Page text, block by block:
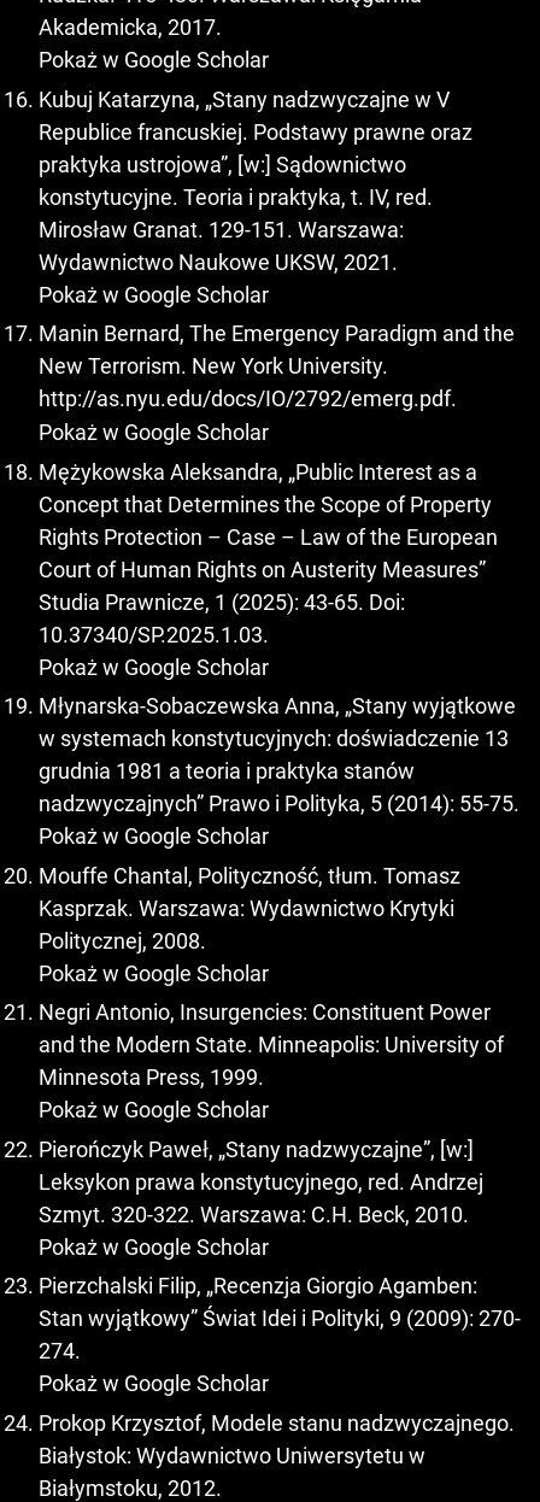
Akademicka, 2017.
Pokaż w Google Scholar
Kubuj Katarzyna, „Stany nadzwyczajne w V
Republice francuskiej. Podstawy prawne oraz
praktyka ustrojowa”, [w:] Sądownictwo
konstytucyjne. Teoria i praktyka, t. IV, red.
Mirosław Granat. 129-151. Warszawa:
Wydawnictwo Naukowe UKSW, 2021.
Pokaż w Google Scholar
Manin Bernard, The Emergency Paradigm and the
New Terrorism. New York University.
http://as.nyu.edu/docs/IO/2792/emerg.pdf.
Pokaż w Google Scholar
Mężykowska Aleksandra, „Public Interest as a
Concept that Determines the Scope of Property
Rights Protection – Case – Law of the European
Court of Human Rights on Austerity Measures”
Studia Prawnicze, 1 (2025): 43-65. Doi:
10.37340/SP.2025.1.03.
Pokaż w Google Scholar
Młynarska-Sobaczewska Anna, „Stany wyjątkowe
w systemach konstytucyjnych: doświadczenie 13
grudnia 1981 a teoria i praktyka stanów
nadzwyczajnych” Prawo i Polityka, 5 (2014): 55-75.
Pokaż w Google Scholar
Mouffe Chantal, Polityczność, tłum. Tomasz
Kasprzak. Warszawa: Wydawnictwo Krytyki
Politycznej, 2008.
Pokaż w Google Scholar
Negri Antonio, Insurgencies: Constituent Power
and the Modern State. Minneapolis: University of
Minnesota Press, 1999.
Pokaż w Google Scholar
Pierończyk Paweł, „Stany nadzwyczajne”, [w:]
Leksykon prawa konstytucyjnego, red. Andrzej
Szmyt. 320-322. Warszawa: C.H. Beck, 2010.
Pokaż w Google Scholar
Pierzchalski Filip, „Recenzja Giorgio Agamben:
Stan wyjątkowy” Świat Idei i Polityki, 9 (2009): 270-
274.
Pokaż w Google Scholar
Prokop Krzysztof, Modele stanu nadzwyczajnego.
Białystok: Wydawnictwo Uniwersytetu w
Białymstoku, 2012.